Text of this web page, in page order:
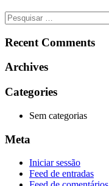
Pesquisar
por:
Recent Comments
Archives
Categories
Sem categorias
Meta
Iniciar sessão
Feed de entradas